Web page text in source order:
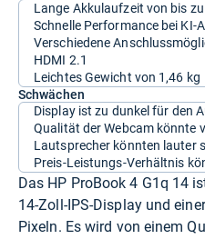
Lange Akkulaufzeit von bis
Schnelle Performance bei KI-
Verschiedene
HDMI 2.1
Leichtes Gewicht von 1,46 kg
Schwächen
Display ist zu dunkel für den
Qualität der Webcam könnte
Lautsprecher könnten lauter
Preis-Leistungs-Verhältnis
Das HP ProBook 4 G1q 14
14-Zoll-IPS-Display und
Pixeln. Es wird von einem